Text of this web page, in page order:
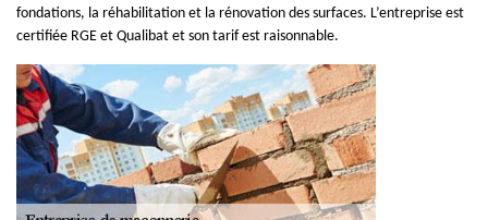
fondations, la réhabilitation et la rénovation des surfaces. L’entreprise est
certifiée RGE et Qualibat et son tarif est raisonnable.